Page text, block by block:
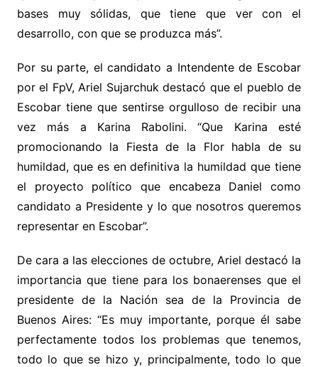
bases muy sólidas, que tiene que ver con el
desarrollo, con que se produzca más”.
Por su parte, el candidato a Intendente de Escobar
por el FpV, Ariel Sujarchuk destacó que el pueblo de
Escobar tiene que sentirse orgulloso de recibir una
vez más a Karina Rabolini. “Que Karina esté
promocionando la Fiesta de la Flor habla de su
humildad, que es en definitiva la humildad que tiene
el proyecto político que encabeza Daniel como
candidato a Presidente y lo que nosotros queremos
representar en Escobar”.
De cara a las elecciones de octubre, Ariel destacó la
importancia que tiene para los bonaerenses que el
presidente de la Nación sea de la Provincia de
Buenos Aires: “Es muy importante, porque él sabe
perfectamente todos los problemas que tenemos,
todo lo que se hizo y, principalmente, todo lo que